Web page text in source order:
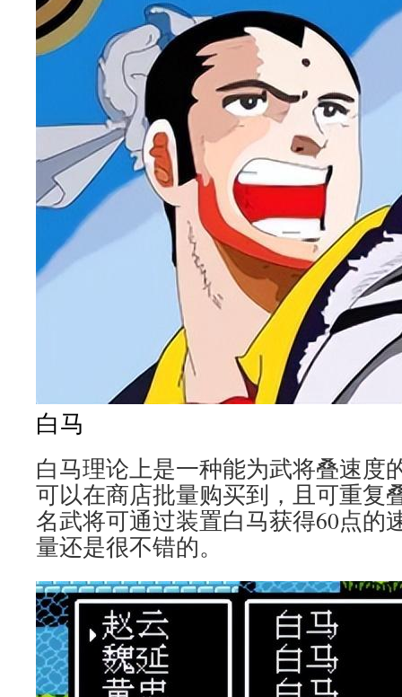
白马
白马理论上是一种能为武将叠速度
可以在商店批量购买到，且可重复
名武将可通过装置白马获得60点的
量还是很不错的。